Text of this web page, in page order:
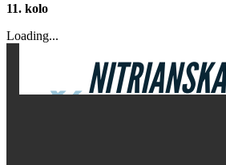
11. kolo
Loading...